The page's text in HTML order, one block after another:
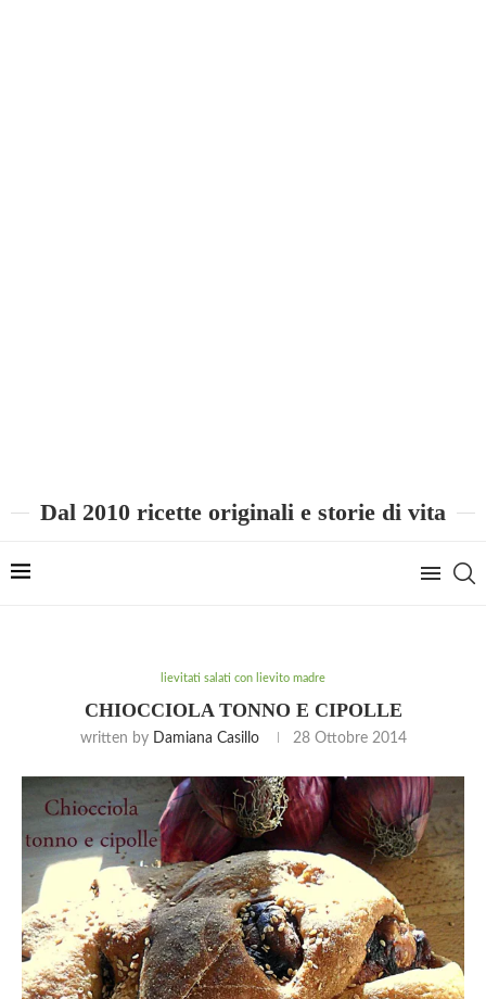
Dal 2010 ricette originali e storie di vita
lievitati salati con lievito madre
CHIOCCIOLA TONNO E CIPOLLE
written by Damiana Casillo 28 Ottobre 2014